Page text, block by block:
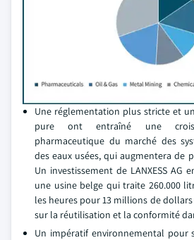
Une réglementation plus stricte et
pure ont entraîné une
pharmaceutique du marché des
des eaux usées, qui augmentera de
Un investissement de LANXESS AG
une usine belge qui traite 260.000
les heures pour 13 millions de
sur la réutilisation et la conformité
Un impératif environnemental pour